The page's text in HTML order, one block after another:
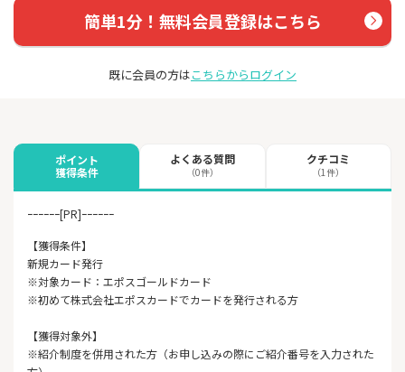
簡単1分！無料会員登録はこちら
既に会員の方はこちらからログイン
ポイント
獲得条件
よくある質問
（0件）
クチコミ
（1件）
ｰｰｰｰｰｰ[PR]ｰｰｰｰｰｰ
【獲得条件】
新規カード発行
※対象カード：エポスゴールドカード
※初めて株式会社エポスカードでカードを発行される方
【獲得対象外】
※紹介制度を併用された方（お申し込みの際にご紹介番号を入力された